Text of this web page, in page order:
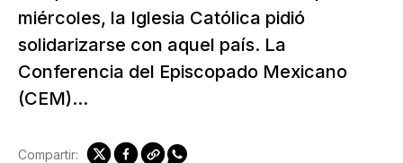
miércoles, la Iglesia Católica pidió
solidarizarse con aquel país. La
Conferencia del Episcopado Mexicano
(CEM)...
Compartir: